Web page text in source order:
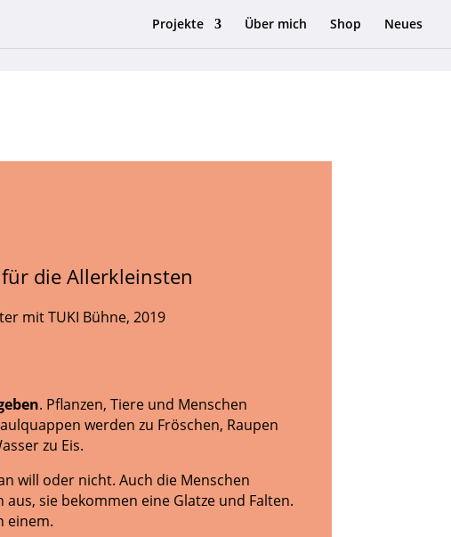
Projekte Über mich Shop Neues
die Allerkleinsten
mit TUKI Bühne, 2019
. Pflanzen, Tiere und Menschen
werden zu Fröschen, Raupen
zu Eis.
will oder nicht. Auch die Menschen
sie bekommen eine Glatze und Falten.
einem.